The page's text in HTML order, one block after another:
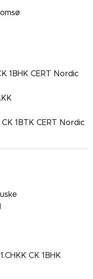
1BHK CERT Nordic
1BTK CERT Nordic
CK 1BHK